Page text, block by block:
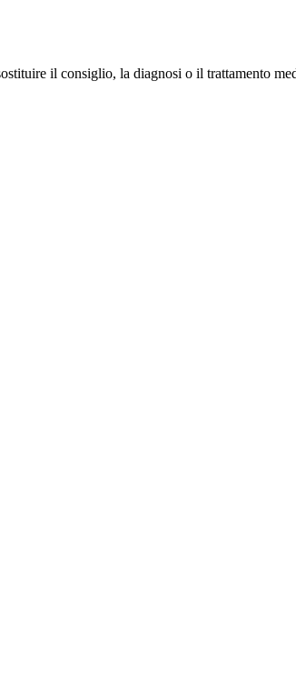
il consiglio, la diagnosi o il trattamento